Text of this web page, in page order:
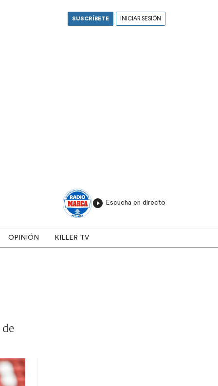
SUSCRÍBETE INICIAR SESIÓN
Escucha en directo
OPINIÓN KILLER TV